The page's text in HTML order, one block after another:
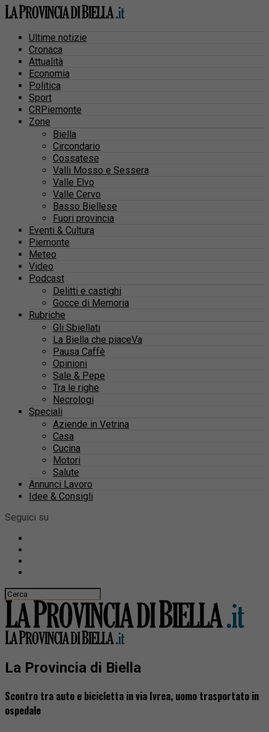
Ultime notizie
Cronaca
Attualità
Economia
Politica
Sport
CRPiemonte
Zone
Biella
Circondario
Cossatese
Valli Mosso e Sessera
Valle Elvo
Valle Cervo
Basso Biellese
Fuori provincia
Eventi & Cultura
Piemonte
Meteo
Video
Podcast
Delitti e castighi
Gocce di Memoria
Rubriche
Gli Sbiellati
La Biella che piaceVa
Pausa Caffè
Opinioni
Sale & Pepe
Tra le righe
Necrologi
Speciali
Aziende in Vetrina
Casa
Cucina
Motori
Salute
Annunci Lavoro
Idee & Consigli
Seguici su
La Provincia di Biella
Scontro tra auto e bicicletta in via Ivrea, uomo trasportato in
ospedale